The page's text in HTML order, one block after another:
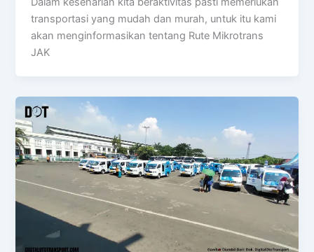
transportasi yang mudah dan murah, untuk itu kami
akan menginformasikan tentang Rute Mikrotrans
JAK